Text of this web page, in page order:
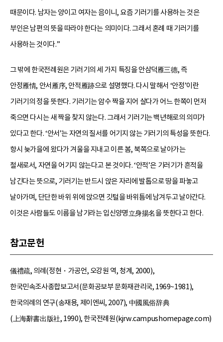
때문이다. 남자는 양이고 여자는 음이니, 요즘 기러기를 사용하는 것은
부인은 남편의 뜻을 따라야 한다는 의미이다. 그래서 혼례 때 기러기를
사용하는 것이다.”
그 밖에 한국전례원은 기러기의 세 가지 특징을 안삼덕雁三德, 즉
안정雁情, 안서雁序, 안적雁跡으로 설명했다. 다시 말해서 ‘안정’이란
기러기의 정을 뜻한다. 기러기는 암수 짝을 지어 살다가 어느 한쪽이 먼저
죽으면 다시는 새 짝을 찾지 않는다. 그래서 기러기는 백년해로의 의미가
있다고 한다. ‘안서’는 자연의 질서를 어기지 않는 기러기의 특성을 뜻한다.
항시 늦가을에 왔다가 겨울을 지내고 이른 봄, 북쪽으로 날아가는
철새로서, 자연을 어기지 않는다고 본 것이다. ‘안적’은 기러기가 흔적을
남긴다는 뜻으로, 기러기는 반드시 앉은 자리에 발톱으로 땅을 파놓고
날아가며, 단단한 바위 위에 앉으면 깃털을 바위틈에 남겨두고 날아간다.
이것은 사람들도 이름을 남기라는 입신양명立身揚名을 뜻한다고 한다.
참고문헌
儀禮疏, 의례(정현・가공언, 오강원 역, 청계, 2000),
한국민속조사종합보고서(문화공보부 문화재관리국, 1969~1981),
한국의례의 연구(송재용, 제이엔씨, 2007), 中國風俗辞典
(上海辭書出版社, 1990), 한국전례원(kjrw.campushomepage.com)